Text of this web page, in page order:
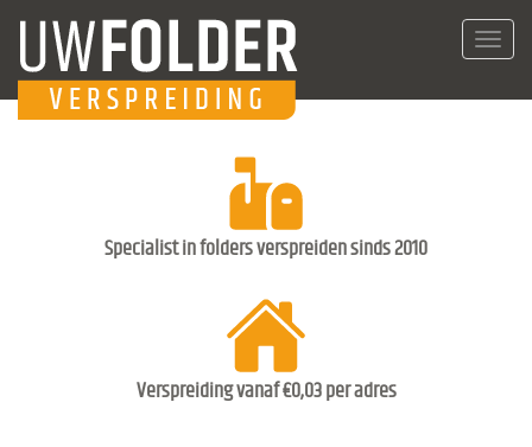
Specialist in folders verspreiden sinds 2010
Verspreiding vanaf €0,03 per adres